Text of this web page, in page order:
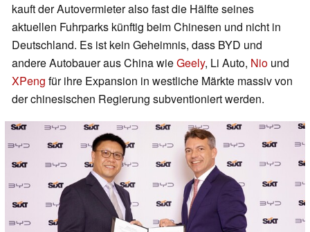
kauft der Autovermieter also fast die Hälfte seines
aktuellen Fuhrparks künftig beim Chinesen und nicht in
Deutschland. Es ist kein Geheimnis, dass BYD und
andere Autobauer aus China wieGeely, Li Auto, Nio und
XPeng für ihre Expansion in westliche Märkte massiv von
der chinesischen Regierung subventioniert werden.